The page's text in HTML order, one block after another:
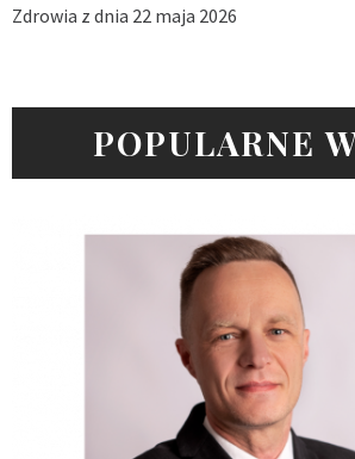
Zdrowia z dnia 22 maja 2026
POPULARNE